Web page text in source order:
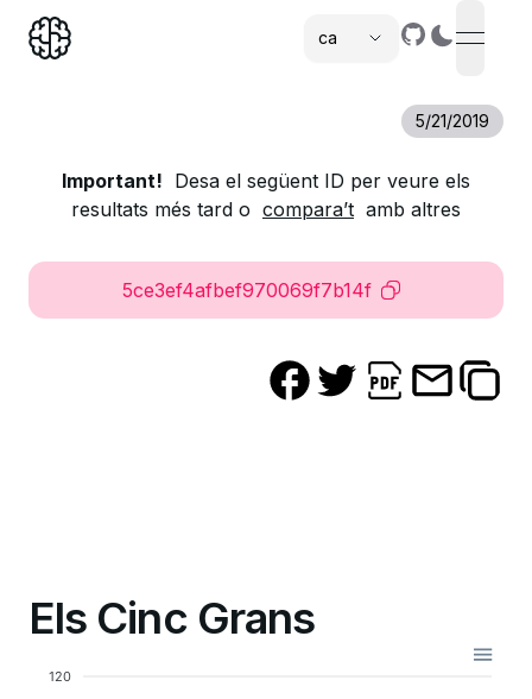
ca
open
5/21/2019
Important! Desa el següent ID per veure els
resultats més tard o compara’t amb altres
5ce3ef4afbef970069f7b14f
Els Cinc Grans
120